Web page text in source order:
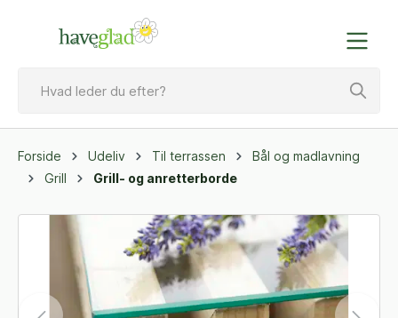
Forside Udeliv Til terrassen
Bål og madlavning
Grill
Grill- og anretterborde